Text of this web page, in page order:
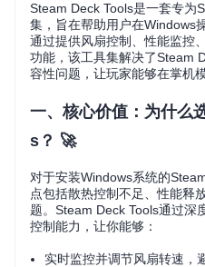
Steam Deck Tools是一套专为
集，旨在帮助用户在Windows
通过提供风扇控制、性能监控
功能，该工具集解决了Steam
容性问题，让玩家能够在掌机
一、核心价值：为什么
s？ 🚀
对于安装Windows系统的
点包括散热控制不足、性能释
题。Steam Deck Tools通过深
控制能力，让你能够：
实时监控并调节风扇转速，